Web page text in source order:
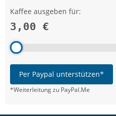
Kaffee ausgeben für:
3,00 €
Per Paypal unterstützen*
*Weiterleitung zu PayPal.Me